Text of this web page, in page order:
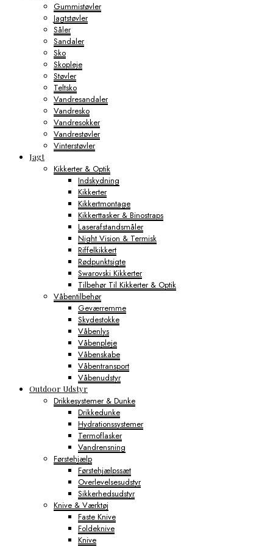
Gummistøvler
Jagtstøvler
Såler
Sandaler
Sko
Skopleje
Støvler
Teltsko
Vandresandaler
Vandresko
Vandresokker
Vandrestøvler
Vinterstøvler
Jagt
Kikkerter & Optik
Indskydning
Kikkerter
Kikkertmontage
Kikkerttasker & Binostraps
Laserafstandsmåler
Night Vision & Termisk
Riffelkikkert
Rødpunktsigte
Swarovski Kikkerter
Tilbehør Til Kikkerter & Optik
Våbentilbehør
Geværremme
Skydestokke
Våbenlys
Våbenpleje
Våbenskabe
Våbentransport
Våbenudstyr
Outdoor Udstyr
Drikkesystemer & Dunke
Drikkedunke
Hydrationssystemer
Termoflasker
Vandrensning
Førstehjælp
Førstehjælpssæt
Overlevelsesudstyr
Sikkerhedsudstyr
Knive & Værktøj
Faste Knive
Foldeknive
Knive